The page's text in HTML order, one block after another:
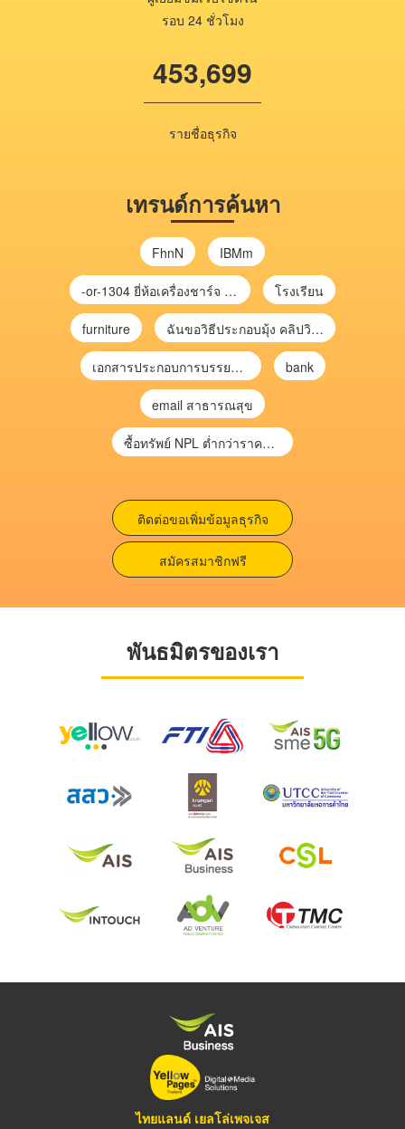
รอบ 24 ชั่วโมง
453,699
รายชื่อธุรกิจ
เทรนด์การค้นหา
FhnN IBMm
-or-1304 ยี่ห้อเครื่องชาร์จ chargecore โรงเรียน
furniture ฉันขอวิธีประกอบมุ้ง คลิปวิดีโอ การประกอบมุ้ง
เอกสารประกอบการบรรยาย การประเมินความเสี่ยงเพื่อวางแผนการตรวจสอบ \ bank
email สาธารณสุข
ซื้อทรัพย์ NPL ต่ำกว่าราคาตลาด 30-70% แบบไม่ต้องไปประมูล”
ติดต่อขอเพิ่มข้อมูลธุรกิจ
สมัครสมาชิกฟรี
พันธมิตรของเรา
ไทยแลนด์ เยลโล่เพจเจส